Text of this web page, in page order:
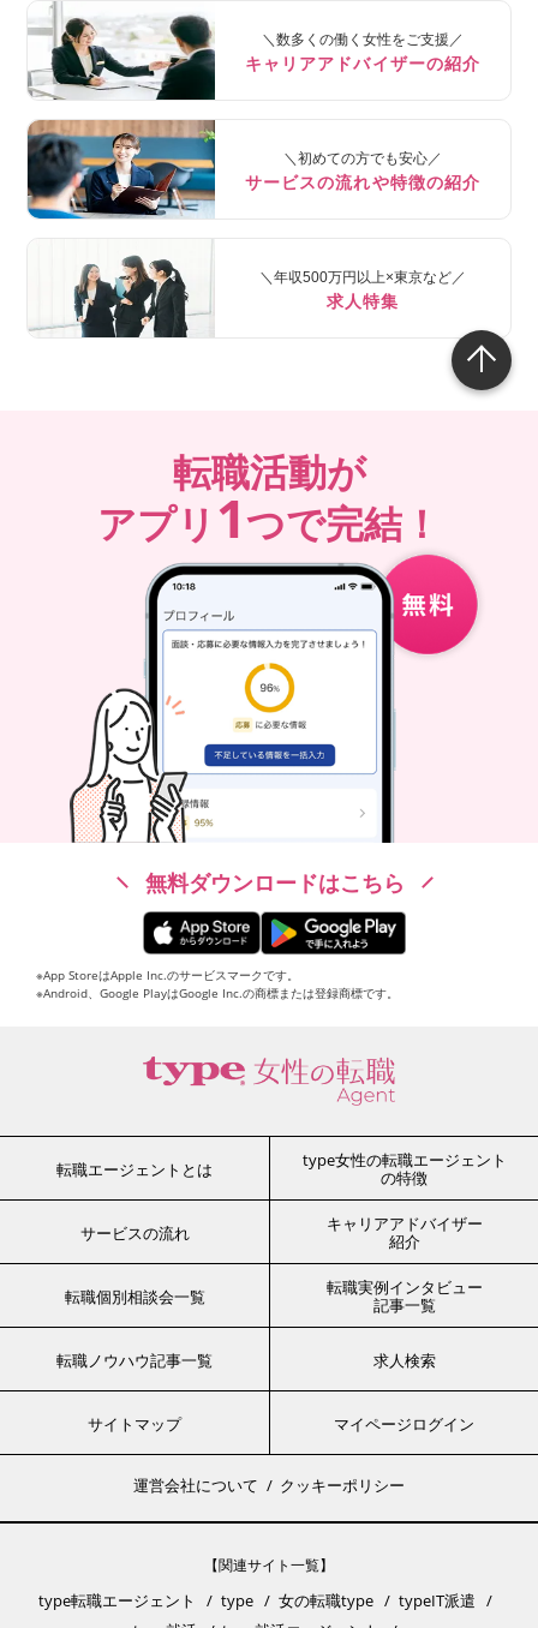
＼数多くの働く女性をご支援／
キャリアアドバイザーの紹介
＼初めての方でも安心／
サービスの流れや特徴の紹介
＼年収500万円以上×東京など／
求人特集
転職活動が
アプリ 1つで完結！
無料ダウンロードはこちら
※App StoreはApple Inc.のサービスマークです。
※Android、Google PlayはGoogle Inc.の商標または登録商標です。
転職エージェントとは
type女性の転職エージェント
の特徴
サービスの流れ
キャリアアドバイザー
紹介
転職個別相談会一覧
転職実例インタビュー
記事一覧
転職ノウハウ記事一覧 求人検索
サイトマップ マイページログイン
運営会社について クッキーポリシー
【関連サイト一覧】
type転職エージェント type 女の転職type
typeIT派遣